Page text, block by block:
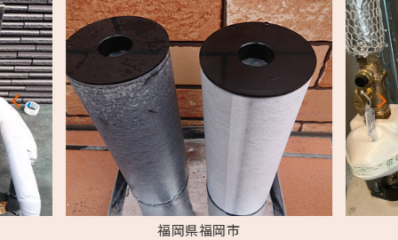
福岡県福岡市